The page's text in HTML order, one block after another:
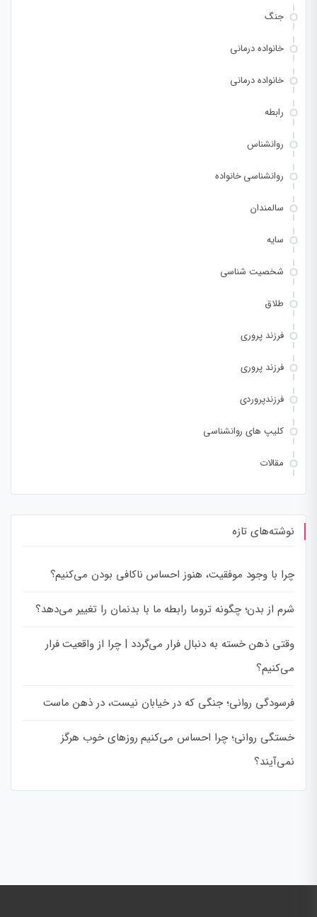
جنگ
خانواده درمانی
خانواده درمانی
رابطه
روانشناس
روانشناسی خانواده
سالمندان
سایه
شخصیت شناسی
طلاق
فرزند پروری
فرزند پروری
فرزندپروردی
کلیپ های روانشناسی
مقالات
نوشته‌های تازه
چرا با وجود موفقیت، هنوز احساس ناکافی بودن می‌کنیم؟
شرم از بدن؛ چگونه تروما رابطه ما با بدنمان را تغییر می‌دهد؟
وقتی ذهن خسته به دنبال فرار می‌گردد | چرا از واقعیت فرار
می‌کنیم؟
فرسودگی روانی؛ جنگی که در خیابان نیست، در ذهن ماست
خستگی روانی؛ چرا احساس می‌کنیم روزهای خوب هرگز
نمی‌آیند؟